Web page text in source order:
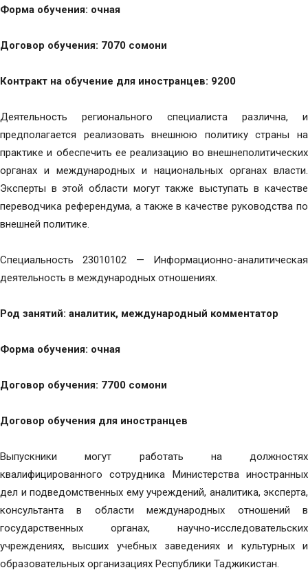
Форма обучения: очная
Договор обучения: 7070 сомони
Контракт на обучение для иностранцев: 9200
Деятельность регионального специалиста различна, и
предполагается реализовать внешнюю политику страны на
практике и обеспечить ее реализацию во внешнеполитических
органах и международных и национальных органах власти.
Эксперты в этой области могут также выступать в качестве
переводчика референдума, а также в качестве руководства по
внешней политике.
Специальность 23010102 — Информационно-аналитическая
деятельность в международных отношениях.
Род занятий: аналитик, международный комментатор
Форма обучения: очная
Договор обучения: 7700 сомони
Договор обучения для иностранцев
Выпускники могут работать на должностях
квалифицированного сотрудника Министерства иностранных
дел и подведомственных ему учреждений, аналитика, эксперта,
консультанта в области международных отношений в
государственных органах, научно-исследовательских
учреждениях, высших учебных заведениях и культурных и
образовательных организациях Республики Таджикистан.